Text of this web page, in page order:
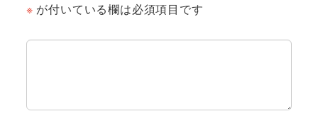
※ が付いている欄は必須項目です